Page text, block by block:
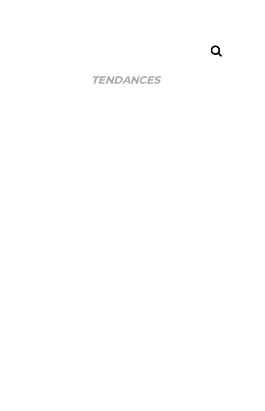
TENDANCES